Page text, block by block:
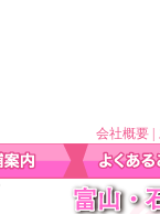
会社概要